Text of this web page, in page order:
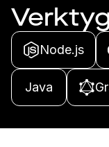
Node.js
Java